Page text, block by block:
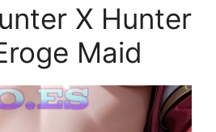
X Hunter
Maid